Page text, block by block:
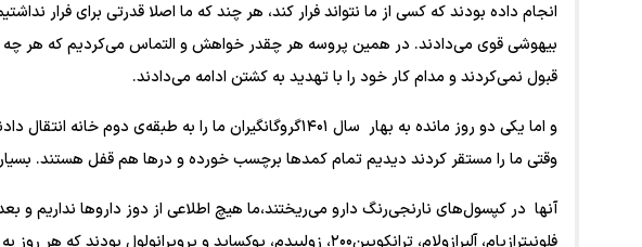
انجام داده بودند که کسی از ما نتواند فرار کند، هر چند که ما اصلا قدرتی برای فرار
بیهوشی قوی می‌دادند. در همین پروسه هر چقدر خواهش و التماس می‌کردیم که هر چه مال
قبول نمی‌کردند و مدام کار خود را با تهدید به کشتن ادامه می‌دادند.
و اما یکی دو روز مانده به بهار سال ۱۴۰۱گروگانگیران ما را به
وقتی ما را مستقر کردند دیدیم تمام کمدها برچسب خورده و درها هم قفل هستند. بسیار
آنها در کپسول‌های نارنجی‌رنگ دارو می‌ریختند،ما هیچ اطلاعی از دوز داروها نداریم و
فلونیترازپام، آلپرازولام، ترانکوپین۲۰۰، زولپیدم، پوکساید و